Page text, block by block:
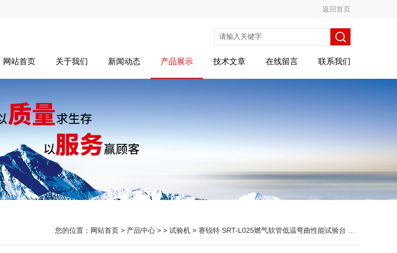
返回首页
网站首页 关于我们 新闻动态 产品展示 技术文章 在线留言 联系我们
您的位置： 网站首页 > 产品中心 > > 试验机 > 赛锐特 SRT-L025燃气软管低温弯曲性能试验台 测试稳定